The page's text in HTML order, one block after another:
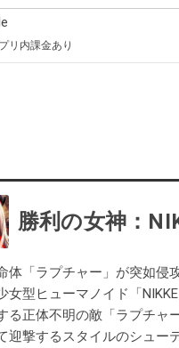
リ内課金あり
勝利の女神：
体「ラプチャー」が突如侵
女型ヒューマノイド「
る正体不明の敵「ラプチャ
迎撃するスタイルのシュー